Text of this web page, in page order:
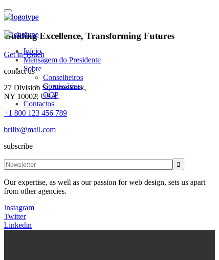
Início
Mensagem do Presidente
Sobre
Conselheiros
Comissários
OCP
Contactos
Guiding Excellence, Transforming Futures
Get in Touch
contact us
27 Division St, New York,
NY 10002, USA
+1 800 123 456 789
brilix@mail.com
subscribe
Our expertise, as well as our passion for web design, sets us apart
from other agencies.
Instagram
Twitter
Linkedin